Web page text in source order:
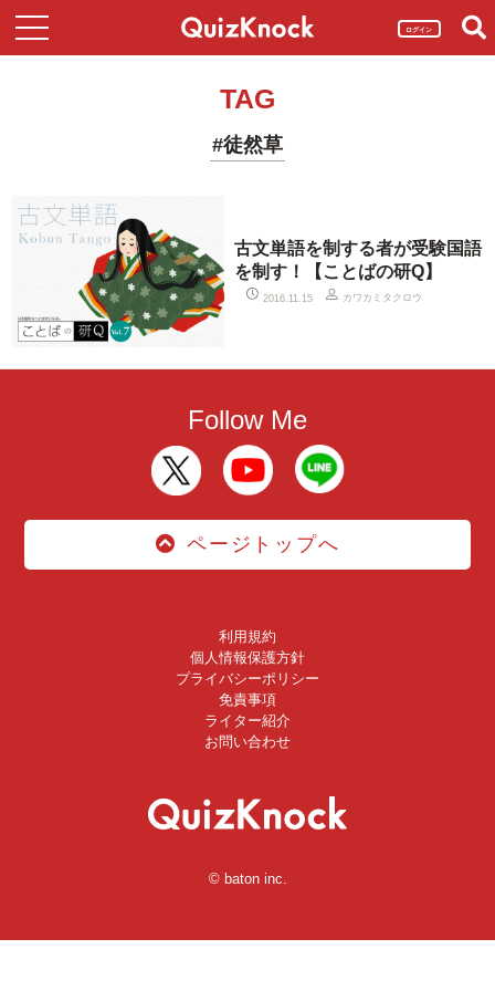
ログイン
TAG
#徒然草
古文単語を制する者が受験国語
を制す！【ことばの研Q】
2016.11.15 カワカミタクロウ
Follow Me
ページトップへ
利用規約
個人情報保護方針
プライバシーポリシー
免責事項
ライター紹介
お問い合わせ
© baton inc.